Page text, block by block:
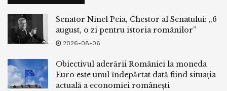
Senator Ninel Peia, Chestor al Senatului: „6
august, o zi pentru istoria românilor”
2026-08-06
Obiectivul aderării României la moneda
Euro este unul îndepărtat dată fiind situația
actuală a economiei românești